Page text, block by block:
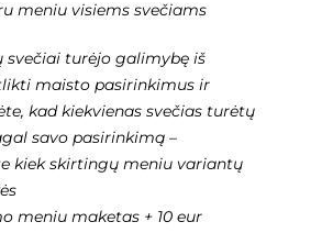
meniu visiems svečiams
svečiai turėjo galimybę iš
maisto pasirinkimus ir
kad kiekvienas svečias turėtų
savo pasirinkimą –
kiek skirtingų meniu variantų
meniu maketas + 10 eur